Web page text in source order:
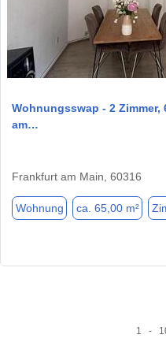
Wohnungsswap - 2 Zimmer,
am…
Frankfurt am Main, 60316
Wohnung ca. 65,00 m²
1 -